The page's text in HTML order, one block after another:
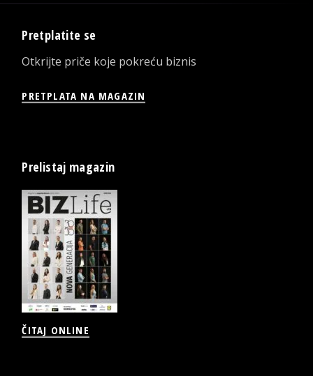
Pretplatite se
Otkrijte priče koje pokreću biznis
PRETPLATA NA MAGAZIN
Prelistaj magazin
ČITAJ ONLINE